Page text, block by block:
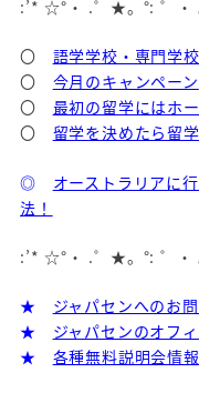
:’* ☆°・ .゜★。°: ゜
〇 語学学校・専門学
〇 今月のキャンペーン
〇 最初の留学にはホ
〇 留学を決めたら留
◎
オーストラリアに
法！
:’* ☆°・ .゜★。°: ゜
★
ジャパセンへのお
★
ジャパセンのオフ
★
各種無料説明会情報